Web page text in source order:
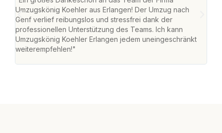
Umzugskönig Koehler aus Erlangen! Der Umzug nach
Genf verlief reibungslos und stressfrei dank der
professionellen Unterstützung des Teams. Ich kann
Umzugskönig Koehler Erlangen jedem uneingeschränkt
weiterempfehlen!"